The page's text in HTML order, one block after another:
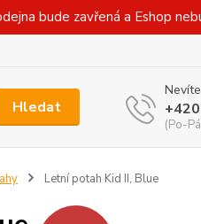
bude zavřená a Eshop
Hledat
(Po-
Letní potah Kid II, Blue